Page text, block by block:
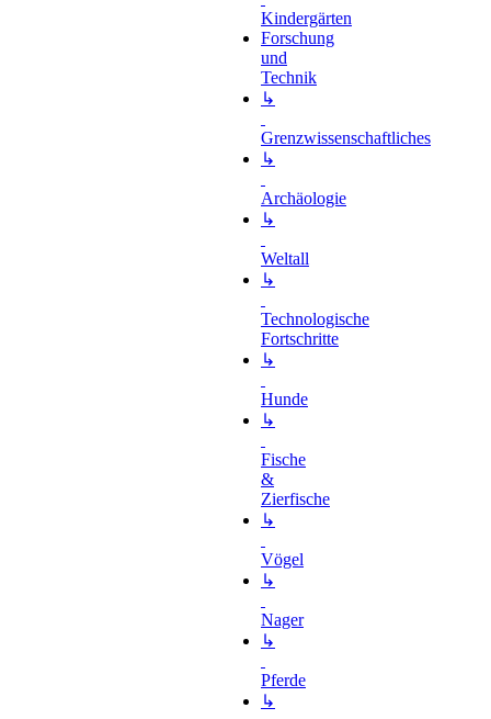
Kindergärten
Forschung
und
Technik
↳
Grenzwissenschaftliches
↳
Archäologie
↳
Weltall
↳
Technologische
Fortschritte
↳
Hunde
↳
Fische
&
Zierfische
↳
Vögel
↳
Nager
↳
Pferde
↳